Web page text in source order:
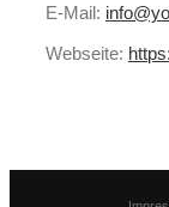
E-Mail:
Webseite: